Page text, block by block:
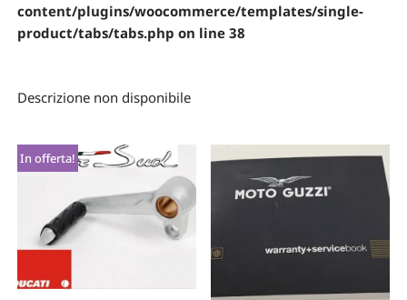
content/plugins/woocommerce/templates/single-
product/tabs/tabs.php on line38
Descrizione non disponibile
In offerta!